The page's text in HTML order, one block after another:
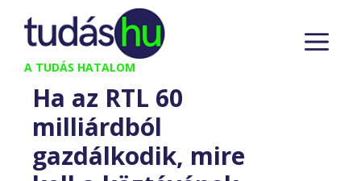
Kilépés
tartalomba
A TUDÁS HATALOM
Ha az RTL 60
milliárdból
gazdálkodik, mire